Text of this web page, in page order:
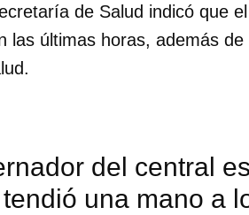
de Salud indicó que
las últimas horas, además
del central
una mano a